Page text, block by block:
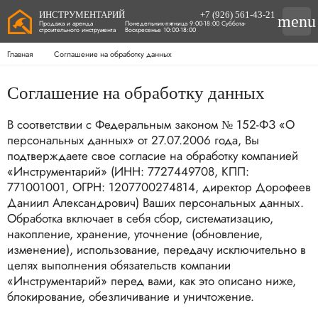
Главная Соглашение на обработку данных
Соглашение на обработку данных
В соответствии с Федеральным законом № 152-ФЗ «О
персональных данных» от 27.07.2006 года, Вы
подтверждаете свое согласие на обработку компанией
«Инструментарий» (ИНН: 7727449708, КПП:
771001001, ОГРН: 1207700274814, директор Дорофеев
Даниил Александрович) Ваших персональных данных.
Обработка включает в себя сбор, систематизацию,
накопление, хранение, уточнение (обновление,
изменение), использование, передачу исключительно в
целях выполнения обязательств компании
«Инструментарий» перед вами, как это описано ниже,
блокирование, обезличивание и уничтожение.
ИНСТРУМЕНТАРИЙ
Продажа и аренда
строительного инструмента
+7 (926) 561-43-21
Понедельник-пятница 9:00-18:00 Суббота-
Воскресенье 10:00-18:00 menu